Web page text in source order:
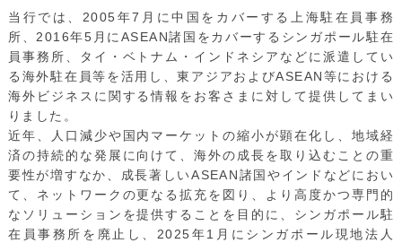
当行では、2005年7月に中国をカバーする上海駐在員事務
所、2016年5月にASEAN諸国をカバーするシンガポール駐在
員事務所、タイ・ベトナム・インドネシアなどに派遣してい
る海外駐在員等を活用し、東アジアおよびASEAN等における
海外ビジネスに関する情報をお客さまに対して提供してまい
りました。
近年、人口減少や国内マーケットの縮小が顕在化し、地域経
済の持続的な発展に向けて、海外の成長を取り込むことの重
要性が増すなか、成長著しいASEAN諸国やインドなどにおい
て、ネットワークの更なる拡充を図り、より高度かつ専門的
なソリューションを提供することを目的に、シンガポール駐
在員事務所を廃止し、2025年1月にシンガポール現地法人